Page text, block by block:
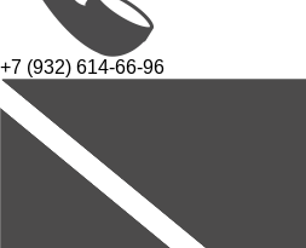
+7 (932) 614-66-96